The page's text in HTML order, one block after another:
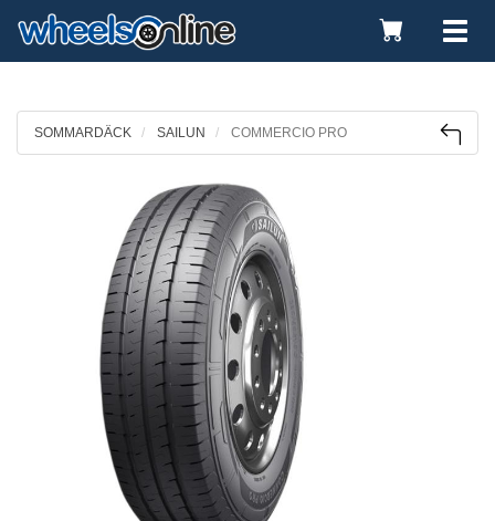
Toggle
Cart
SOMMARDÄCK SAILUN COMMERCIO PRO